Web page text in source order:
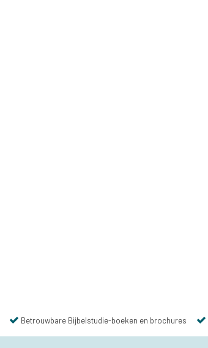
Betrouwbare Bijbelstudie-boeken en brochures